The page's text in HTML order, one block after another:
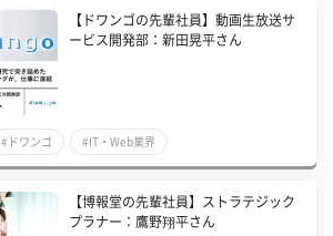
【ドワンゴの先輩社員】動画生放送サ
ービス開発部：新田晃平さん
#ドワンゴ #IT・Web業界
【博報堂の先輩社員】ストラテジック
プラナー：鷹野翔平さん